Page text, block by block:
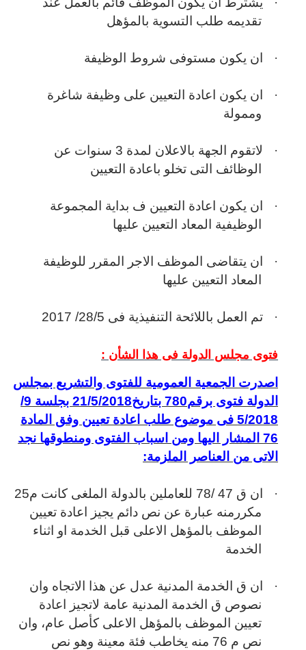
تقديمه طلب التسوية بالمؤهل
· ان يكون مستوفى شروط الوظيفة
·
ان يكون اعادة التعيين على وظيفة شاغرة
وممولة
·
لاتقوم الجهة بالاعلان لمدة 3 سنوات عن
الوظائف التى تخلو باعادة التعيين
·
ان يكون اعادة التعيين ف بداية المجموعة
الوظيفية المعاد التعيين عليها
·
ان يتقاضى الموظف الاجر المقرر للوظيفة
المعاد التعيين عليها
· تم العمل باللائحة التنفيذية فى 28/5/ 2017
فتوى مجلس الدولة فى هذا الشأن :
اصدرت الجمعية العمومية للفتوى والتشريع بمجلس
الدولة فتوى برقم780 بتاريخ21/5/2018 بجلسة 9/
5/2018 فى موضوع طلب اعادة تعيين وفق المادة
76 المشار اليها ومن اسباب الفتوى ومنطوقها نجد
الاتى من العناصر الملزمة:
·
ان ق 47 /78 للعاملين بالدولة الملغى كانت م25
مكررمنه عبارة عن نص دائم يجيز اعادة تعيين
الموظف بالمؤهل الاعلى قبل الخدمة او اثناء
الخدمة
·
ان ق الخدمة المدنية عدل عن هذا الاتجاه وان
نصوص ق الخدمة المدنية عامة لاتجيز اعادة
تعيين الموظف بالمؤهل الاعلى كأصل عام، وان
نص م 76 منه يخاطب فئة معينة وهو نص